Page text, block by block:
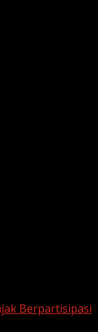
Berpartisipasi